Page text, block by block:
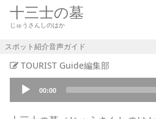
十三士の墓
じゅうさんしのはか
スポット紹介音声ガイド
TOURIST Guide編集部
Audio
Player
00:00